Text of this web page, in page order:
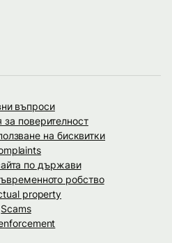
въпроси
поверителност
на бисквитки
по държави
робство
property
Scams